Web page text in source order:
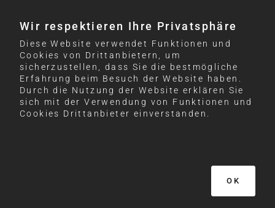
Wir respektieren Ihre Privatsphäre
Diese Website verwendet Funktionen und
Cookies von Drittanbietern, um
sicherzustellen, dass Sie die bestmögliche
Erfahrung beim Besuch der Website haben.
Durch die Nutzung der Website erklären Sie
sich mit der Verwendung von Funktionen und
Cookies Drittanbieter einverstanden.
OK